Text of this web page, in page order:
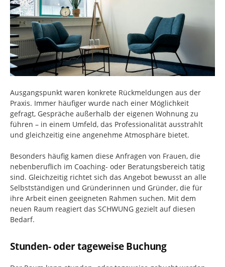
Ausgangspunkt waren konkrete Rückmeldungen aus der
Praxis. Immer häufiger wurde nach einer Möglichkeit
gefragt, Gespräche außerhalb der eigenen Wohnung zu
führen – in einem Umfeld, das Professionalität ausstrahlt
und gleichzeitig eine angenehme Atmosphäre bietet.
Besonders häufig kamen diese Anfragen von Frauen, die
nebenberuflich im Coaching- oder Beratungsbereich tätig
sind. Gleichzeitig richtet sich das Angebot bewusst an alle
Selbstständigen und Gründerinnen und Gründer, die für
ihre Arbeit einen geeigneten Rahmen suchen. Mit dem
neuen Raum reagiert das SCHWUNG gezielt auf diesen
Bedarf.
Stunden- oder tageweise Buchung